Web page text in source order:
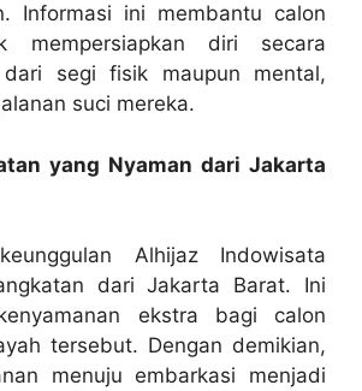
Informasi ini membantu calon
mempersiapkan diri secara
segi fisik maupun mental,
suci mereka.
yang Nyaman dari Jakarta
Alhijaz Indowisata
dari Jakarta Barat. Ini
ekstra bagi calon
tersebut. Dengan demikian,
menuju embarkasi menjadi